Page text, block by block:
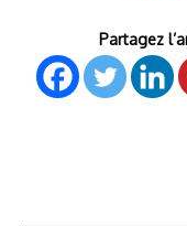
Partagez